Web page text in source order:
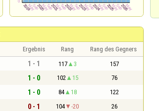
Ergebnis Rang Rang des Gegners
1 - 1 117 3 157
1 - 0 102 15 76
1 - 0 84 18 122
0 - 1 104 -20 26